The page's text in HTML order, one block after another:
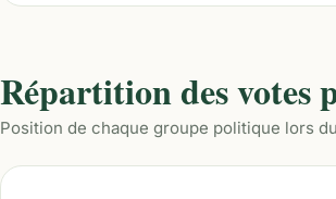
Répartition des votes
Position de chaque groupe politique lors